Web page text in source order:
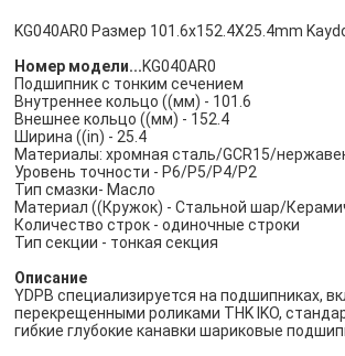
KG040AR0 Размер 101.6x152.4X25.4mm
Номер модели...KG040AR0
Подшипник с тонким сечением
Внутреннее кольцо ((мм) - 101.6
Внешнее кольцо ((мм) - 152.4
Ширина ((in) - 25.4
Материалы: хромная сталь/GCR15/
Уровень точности - P6/P5/P4/P2
Тип смазки- Масло
Материал ((Кружок) - Стальной шар/
Количество строк - одиночные строки
Тип секции - тонкая секция
Описание
YDPB специализируется на подшипниках,
перекрещенными роликами THK IKO,
гибкие глубокие канавки шариковые